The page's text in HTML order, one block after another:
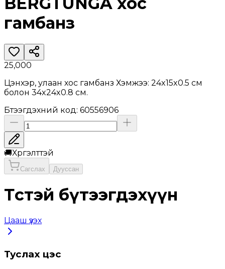
гамбанз
25,000
Цэнхэр, улаан хос гамбанз Хэмжээ: 24x15x0.5 см
болон 34x24x0.8 см.
Бүтээгдэхүүний код: 60556906
🚚Хүргэлттэй
Сагслах Дууссан
Төстэй бүтээгдэхүүн
Цааш үзэх
Туслах цэс